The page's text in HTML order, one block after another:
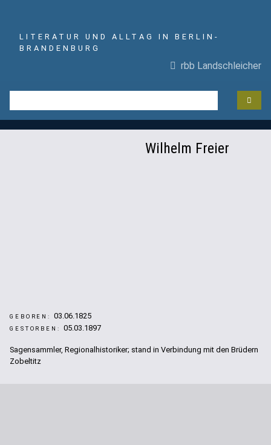
LITERATUR UND ALLTAG IN BERLIN-
BRANDENBURG
rbb Landschleicher
Wilhelm Freier
GEBOREN: 03.06.1825
GESTORBEN: 05.03.1897
Sagensammler, Regionalhistoriker; stand in Verbindung mit den Brüdern
Zobeltitz